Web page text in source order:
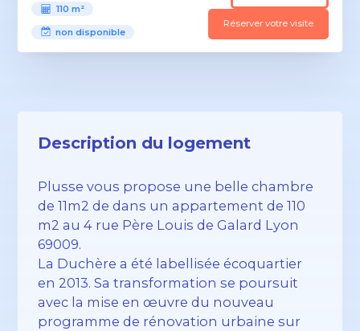
110 m²
non disponible
Réserver votre visite
Description du logement
Plusse vous propose une belle chambre
de 11m2 de dans un appartement de 110
m2 au 4 rue Père Louis de Galard Lyon
69009.
La Duchère a été labellisée écoquartier
en 2013. Sa transformation se poursuit
avec la mise en œuvre du nouveau
programme de rénovation urbaine sur